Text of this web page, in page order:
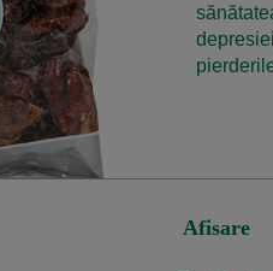
Afisare